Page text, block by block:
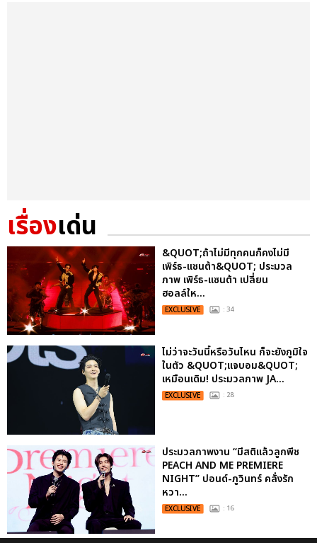
เรื่องเด่น
&QUOT;ถ้าไม่มีทุกคนก็คงไม่มี
เพิร์ธ-แซนต้า&QUOT; ประมวล
ภาพ เพิร์ธ-แซนต้า เปลี่ยน
ฮอลล์ให...
EXCLUSIVE : 34
ไม่ว่าจะวันนี้หรือวันไหน ก็จะยังภูมิใจ
ในตัว &QUOT;แจบอม&QUOT;
เหมือนเดิม! ประมวลภาพ JA...
EXCLUSIVE : 28
ประมวลภาพงาน “มีสติแล้วลูกพีช
PEACH AND ME PREMIERE
NIGHT” ปอนด์-ภูวินทร์ คลั่งรัก
หวา...
EXCLUSIVE : 16